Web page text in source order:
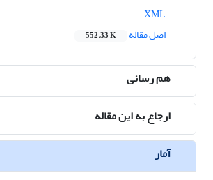
اصل مقاله
552.33 K
هم رسانی
ارجاع به این مقاله
آمار